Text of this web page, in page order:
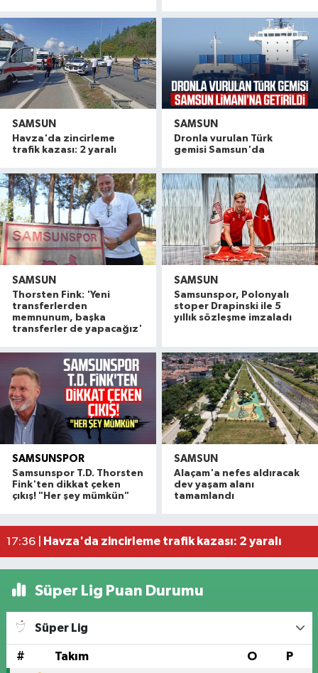
SAMSUN
Havza'da zincirleme
trafik kazası: 2 yaralı
SAMSUN
Dronla vurulan Türk
gemisi Samsun'da
SAMSUN
Thorsten Fink: 'Yeni
transferlerden
memnunum, başka
transferler de yapacağız'
SAMSUN
Samsunspor, Polonyalı
stoper Drapinski ile 5
yıllık sözleşme imzaladı
SAMSUNSPOR
Samsunspor T.D. Thorsten
Fink'ten dikkat çeken
çıkış! "Her şey mümkün"
SAMSUN
Alaçam'a nefes aldıracak
dev yaşam alanı
tamamlandı
20:16 |Alaçam çileği reçel oldu: Hedef coğrafi işaret ve
19:06 |Hafif ticari araç ile motosiklet çarpıştı: 1 yaralı
17:59 | Otomobille motosiklet çarpıştı: 1 yaralı
17:36 |
Havza'da zincirleme trafik kazası: 2 yaralı
Süper Lig Puan Durumu
Süper Lig
# Takım O P